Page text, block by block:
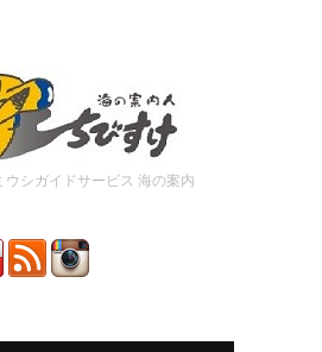
シガイドサービス 海の案内